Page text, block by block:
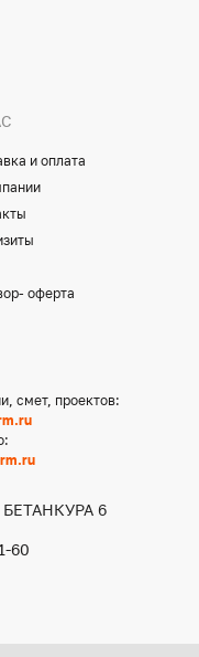
и оплата
оферта
смет, проектов:
6
60